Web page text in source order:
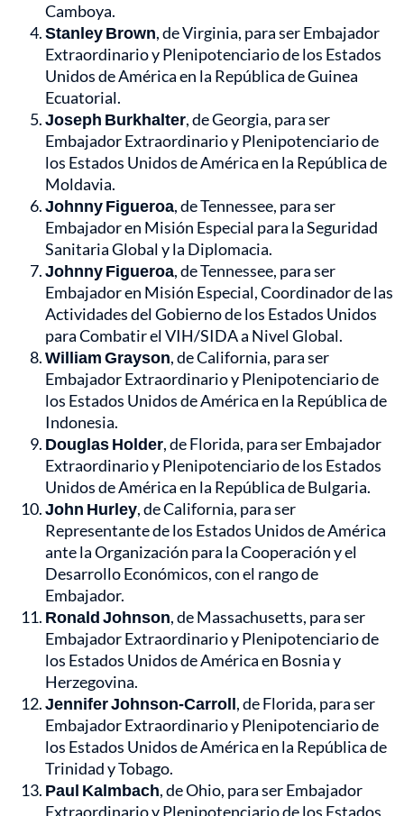
Camboya.
Stanley Brown, de Virginia, para ser Embajador
Extraordinario y Plenipotenciario de los Estados
Unidos de América en la República de Guinea
Ecuatorial.
Joseph Burkhalter, de Georgia, para ser
Embajador Extraordinario y Plenipotenciario de
los Estados Unidos de América en la República de
Moldavia.
Johnny Figueroa, de Tennessee, para ser
Embajador en Misión Especial para la Seguridad
Sanitaria Global y la Diplomacia.
Johnny Figueroa, de Tennessee, para ser
Embajador en Misión Especial, Coordinador de las
Actividades del Gobierno de los Estados Unidos
para Combatir el VIH/SIDA a Nivel Global.
William Grayson, de California, para ser
Embajador Extraordinario y Plenipotenciario de
los Estados Unidos de América en la República de
Indonesia.
Douglas Holder, de Florida, para ser Embajador
Extraordinario y Plenipotenciario de los Estados
Unidos de América en la República de Bulgaria.
John Hurley, de California, para ser
Representante de los Estados Unidos de América
ante la Organización para la Cooperación y el
Desarrollo Económicos, con el rango de
Embajador.
Ronald Johnson, de Massachusetts, para ser
Embajador Extraordinario y Plenipotenciario de
los Estados Unidos de América en Bosnia y
Herzegovina.
Jennifer Johnson-Carroll, de Florida, para ser
Embajador Extraordinario y Plenipotenciario de
los Estados Unidos de América en la República de
Trinidad y Tobago.
Paul Kalmbach, de Ohio, para ser Embajador
Extraordinario y Plenipotenciario de los Estados